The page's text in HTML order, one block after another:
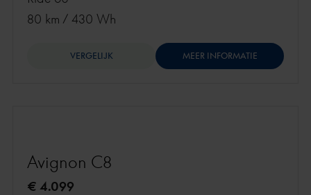
80 km / 430 Wh
VERGELIJK MEER INFORMATIE
Avignon C8
€ 4.099